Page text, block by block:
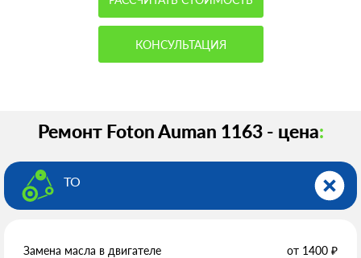
КОНСУЛЬТАЦИЯ
Ремонт Foton Auman 1163 - цена:
ТО
Замена масла в двигателе от 1400 ₽